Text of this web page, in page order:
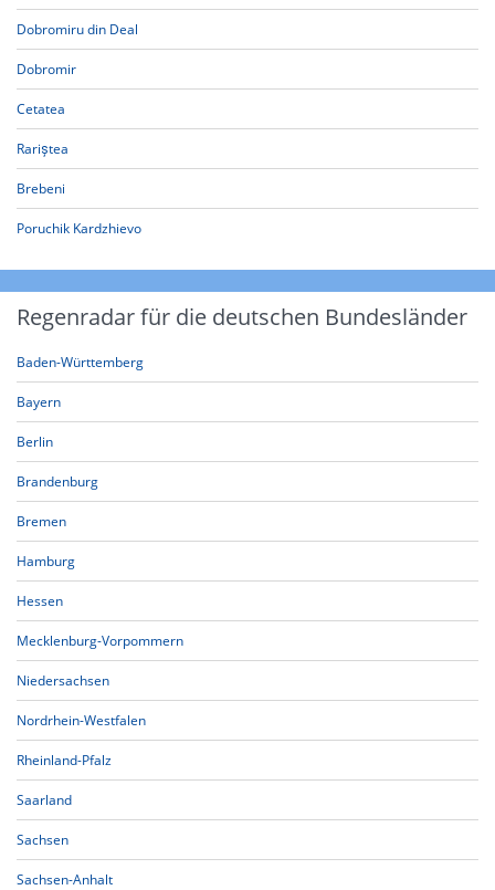
Dobromiru din Deal
Dobromir
Cetatea
Rariștea
Brebeni
Poruchik Kardzhievo
Regenradar für die deutschen Bundesländer
Baden-Württemberg
Bayern
Berlin
Brandenburg
Bremen
Hamburg
Hessen
Mecklenburg-Vorpommern
Niedersachsen
Nordrhein-Westfalen
Rheinland-Pfalz
Saarland
Sachsen
Sachsen-Anhalt